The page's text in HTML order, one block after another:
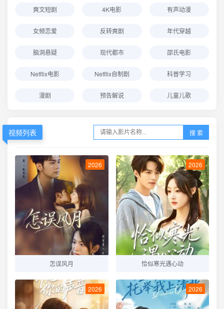
爽文短剧 4K电影 有声动漫
女频恋爱 反转爽剧 年代穿越
脑洞悬疑 现代都市 邵氏电影
Netflix电影 Netflix自制剧 科普学习
漫剧 预告解说 儿童儿歌
视频列表 搜 索
2026
怎误风月
2026
恰似寒光遇心动
2026 2026